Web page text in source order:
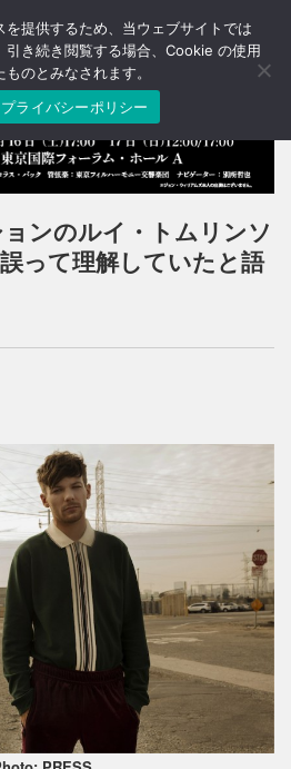
T
o
a
v
i
g
a
n
ンのルイ・トムリンソ
って理解していたと語
を提供するため、当ウェブサイトでは
き続き閲覧する場合、Cookie の使用
ものとみなされます。
プライバシーポリシー